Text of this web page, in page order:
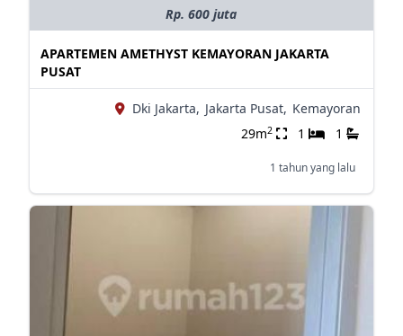
Rp. 600 juta
APARTEMEN AMETHYST KEMAYORAN JAKARTA
PUSAT
Dki Jakarta, Jakarta Pusat, Kemayoran
29m2 1 1
1 tahun yang lalu